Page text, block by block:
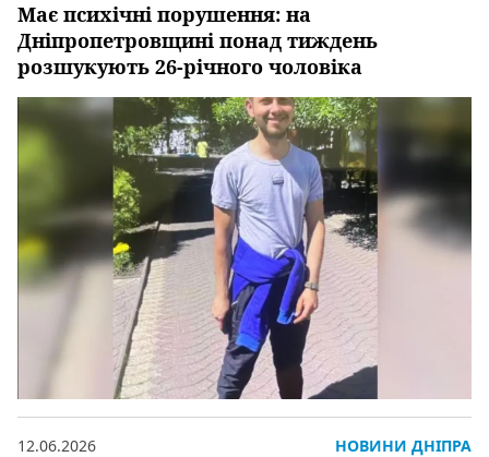
Має психічні порушення: на
Дніпропетровщині понад тиждень
розшукують 26-річного чоловіка
12.06.2026 НОВИНИ ДНІПРА